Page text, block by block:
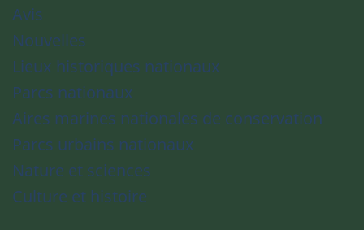
Avis
Nouvelles
Lieux historiques nationaux
Parcs nationaux
Aires marines nationales de conservation
Parcs urbains nationaux
Nature et sciences
Culture et histoire